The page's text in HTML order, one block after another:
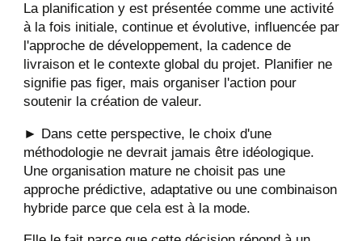
La planification y est présentée comme une activité
à la fois initiale, continue et évolutive, influencée par
l'approche de développement, la cadence de
livraison et le contexte global du projet. Planifier ne
signifie pas figer, mais organiser l'action pour
soutenir la création de valeur.
► Dans cette perspective, le choix d'une
méthodologie ne devrait jamais être idéologique.
Une organisation mature ne choisit pas une
approche prédictive, adaptative ou une combinaison
hybride parce que cela est à la mode.